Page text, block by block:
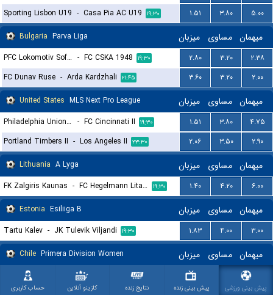
Sporting Lisbon U19 - Casa Pia AC U19 ۱۹:۳۰ ۱.۵۱ ۳.۸۰
۵.۰۰
Bulgaria Parva Liga میزبان مساوی میهمان
PFC Lokomotiv Sofia - FC CSKA 1948 ۱۹:۳۰ ۲.۸۰ ۳.۲۰
۲.۳۸
FC Dunav Ruse - Arda Kardzhali ۲۱:۴۵ ۳.۶۰ ۳.۲۰
۲.۰۰
United States MLS Next Pro League میزبان مساوی میهمان
Philadelphia Union II - FC Cincinnati II ۱۹:۳۰ ۱.۵۱ ۳.۸۰
۴.۷۵
Portland Timbers II - Los Angeles II ۲۳:۳۰ ۲.۰۶ ۳.۵۰
۲.۹۰
Lithuania A Lyga میزبان مساوی میهمان
FK Zalgiris Kaunas - FC Hegelmann Litauen Kaunas ۱۹:۳۰ ۱.۴۰ ۴.۲۰
۶.۰۰
Estonia Esiliiga B میزبان مساوی میهمان
Tartu Kalev - JK Tulevik Viljandi ۱۹:۳۰ ۱.۸۳ ۴.۰۰
۳.۰۰
Chile Primera Division Women میزبان مساوی میهمان
- ۱۹.۰۰
پیش بینی ورزشی پیش بینی زنده نتایج زنده کازینو آنلاین حساب کاربری